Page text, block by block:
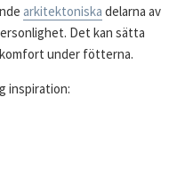
arkitektoniska delarna av
Det kan sätta
under fötterna.
inspiration: